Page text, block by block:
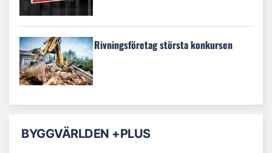
Rivningsföretag största konkursen
BYGGVÄRLDEN +PLUS